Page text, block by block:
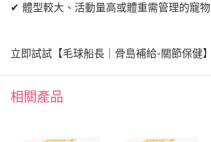
✔ 體型較大、活動量高或體重需管理的寵物
立即試試【毛球船長｜骨島補給-關節保健】
相關產品